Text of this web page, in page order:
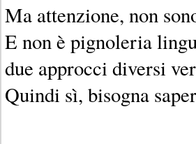
Ma attenzione, non
E non è pignoleria
due approcci diversi
Quindi sì, bisogna